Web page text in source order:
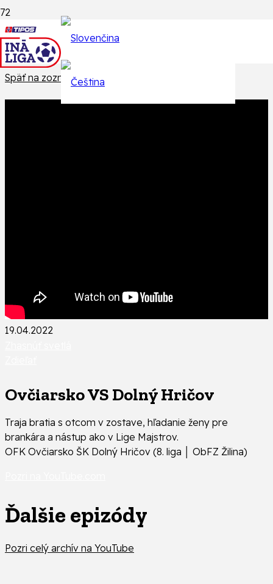
Epizódy
Späť na zoznam epizód
19.04.2022
Ovčiarsko VS Dolný Hričov
Traja bratia s otcom v zostave, hľadanie ženy pre
brankára a nástup ako v Lige Majstrov.
OFK Ovčiarsko ŠK Dolný Hričov (8. liga │ ObFZ Žilina)
Ďalšie epizódy
Pozri celý archív na YouTube